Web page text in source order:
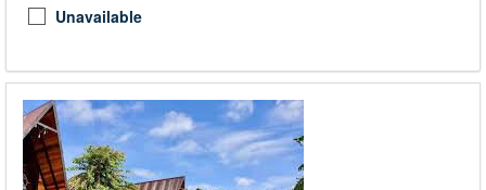
Unavailable